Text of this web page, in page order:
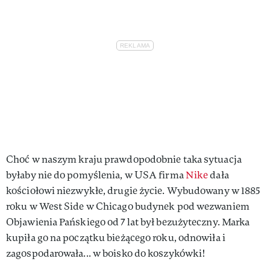
Choć w naszym kraju prawdopodobnie taka sytuacja
byłaby nie do pomyślenia, w USA firmaNikedała
kościołowi niezwykłe, drugie życie. Wybudowany w 1885
roku w West Side w Chicago budynek pod wezwaniem
Objawienia Pańskiego od 7 lat był bezużyteczny. Marka
kupiła go na początku bieżącego roku, odnowiła i
zagospodarowała... w boisko do koszykówki!